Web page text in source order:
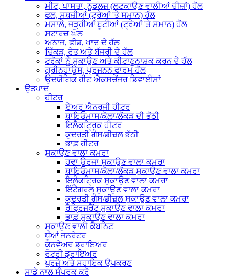
ਮੀਟ, ਪਾਸਤਾ, ਨੂਡਲਜ਼ (ਲਟਕਾਉਣ ਵਾਲੀਆਂ ਚੀਜ਼ਾਂ) ਹੱਲ
ਫਲ, ਸਬਜ਼ੀਆਂ (ਟ੍ਰੇਆਂ 'ਤੇ ਸਮਾਨ) ਹੱਲ
ਮਸਾਲੇ, ਜੜ੍ਹੀਆਂ ਬੂਟੀਆਂ (ਟ੍ਰੇਆਂ 'ਤੇ ਸਮਾਨ) ਹੱਲ
ਸਟਾਰਚ ਘੋਲ
ਅਨਾਜ, ਫੀਡ, ਖਾਦ ਦੇ ਹੱਲ
ਚਿੱਕੜ, ਰੇਤ ਅਤੇ ਬੱਜਰੀ ਦੇ ਹੱਲ
ਟਰੱਕਾਂ ਨੂੰ ਸੁਕਾਉਣ ਅਤੇ ਕੀਟਾਣੂਨਾਸ਼ਕ ਕਰਨ ਦੇ ਹੱਲ
ਗ੍ਰੀਨਹਾਊਸ, ਪ੍ਰਜਨਨ ਫਾਰਮ ਹੱਲ
ਉਦਯੋਗਿਕ ਹੀਟ ਐਕਸਚੇਂਜਰ ਡਿਵਾਈਸਾਂ
ਉਤਪਾਦ
ਹੀਟਰ
ਏਅਰ ਐਨਰਜੀ ਹੀਟਰ
ਬਾਇਓਮਾਸ/ਕੋਲਾ/ਲੱਕੜ ਦੀ ਭੱਠੀ
ਇਲੈਕਟ੍ਰਿਕ ਹੀਟਰ
ਕੁਦਰਤੀ ਗੈਸ/ਡੀਜ਼ਲ ਭੱਠੀ
ਭਾਫ਼ ਹੀਟਰ
ਸੁਕਾਉਣ ਵਾਲਾ ਕਮਰਾ
ਹਵਾ ਊਰਜਾ ਸੁਕਾਉਣ ਵਾਲਾ ਕਮਰਾ
ਬਾਇਓਮਾਸ/ਕੋਲਾ/ਲੱਕੜ ਸੁਕਾਉਣ ਵਾਲਾ ਕਮਰਾ
ਇਲੈਕਟ੍ਰਿਕ ਸੁਕਾਉਣ ਵਾਲਾ ਕਮਰਾ
ਇੰਟੈਗਰਲ ਸੁਕਾਉਣ ਵਾਲਾ ਕਮਰਾ
ਕੁਦਰਤੀ ਗੈਸ/ਡੀਜ਼ਲ ਸੁਕਾਉਣ ਵਾਲਾ ਕਮਰਾ
ਰੈਫ੍ਰਿਜਰੈਂਟ ਸੁਕਾਉਣ ਵਾਲਾ ਕਮਰਾ
ਭਾਫ਼ ਸੁਕਾਉਣ ਵਾਲਾ ਕਮਰਾ
ਸੁਕਾਉਣ ਵਾਲੀ ਕੈਬਨਿਟ
ਧੂੰਆਂ ਜਨਰੇਟਰ
ਕਨਵੇਅਰ ਡ੍ਰਾਇਅਰ
ਰੋਟਰੀ ਡ੍ਰਾਇਅਰ
ਪੁਰਜ਼ੇ ਅਤੇ ਸਹਾਇਕ ਉਪਕਰਣ
ਸਾਡੇ ਨਾਲ ਸੰਪਰਕ ਕਰੋ